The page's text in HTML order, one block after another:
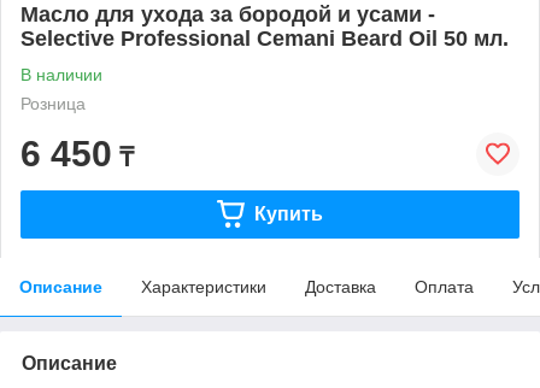
Масло для ухода за бородой и усами -
Selective Professional Cemani Beard Oil 50 мл.
В наличии
Розница
6 450 ₸
Купить
Описание Характеристики Доставка Оплата
Описание